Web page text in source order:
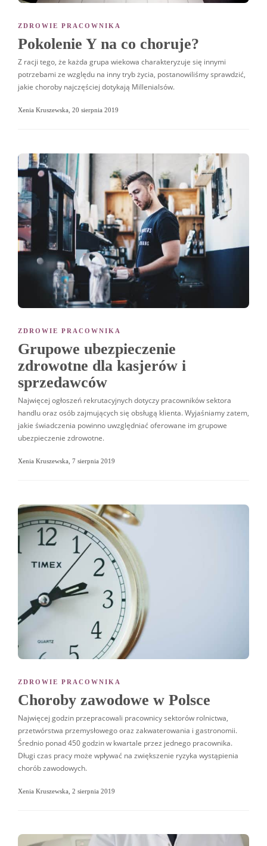
ZDROWIE PRACOWNIKA
Pokolenie Y na co choruje?
Z racji tego, że każda grupa wiekowa charakteryzuje się innymi
potrzebami ze względu na inny tryb życia, postanowiliśmy sprawdzić,
jakie choroby najczęściej dotykają Millenialsów.
Xenia Kruszewska 20 sierpnia 2019
ZDROWIE PRACOWNIKA
Grupowe ubezpieczenie
zdrowotne dla kasjerów i
sprzedawców
Najwięcej ogłoszeń rekrutacyjnych dotyczy pracowników sektora
handlu oraz osób zajmujących się obsługą klienta. Wyjaśniamy zatem,
jakie świadczenia powinno uwzględniać oferowane im grupowe
ubezpieczenie zdrowotne.
Xenia Kruszewska 7 sierpnia 2019
ZDROWIE PRACOWNIKA
Choroby zawodowe w Polsce
Najwięcej godzin przepracowali pracownicy sektorów rolnictwa,
przetwórstwa przemysłowego oraz zakwaterowania i gastronomii.
Średnio ponad 450 godzin w kwartale przez jednego pracownika.
Długi czas pracy może wpływać na zwiększenie ryzyka wystąpienia
chorób zawodowych.
Xenia Kruszewska 2 sierpnia 2019